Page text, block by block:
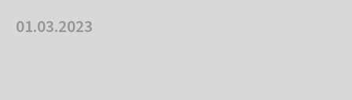
01.03.2023